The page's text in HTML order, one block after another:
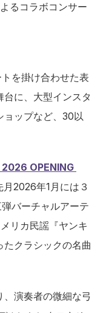
るコラボコンサー
を掛け合わせた表
に、大型インスタ
ョップなど、30以
2026 OPENING
2026年1月には３
バーチャルアーテ
リカ民謡『ヤンキ
クラシックの名曲
演奏者の微細な弓